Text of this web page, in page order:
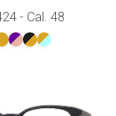
- Cal. 48